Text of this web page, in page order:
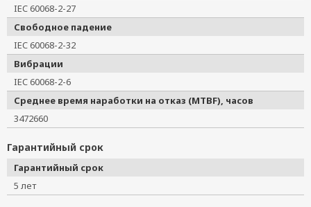
IEC 60068-2-27
Свободное падение
IEC 60068-2-32
Вибрации
IEC 60068-2-6
Среднее время наработки на отказ (MTBF), часов
3472660
Гарантийный срок
Гарантийный срок
5 лет